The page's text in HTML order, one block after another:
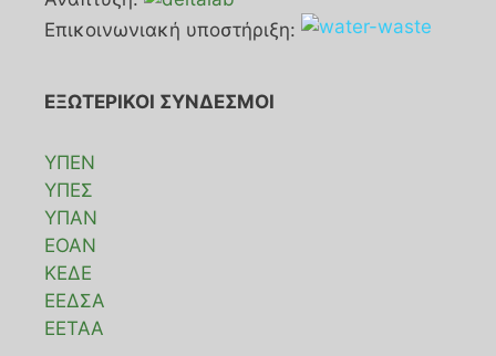
Επικοινωνιακή υποστήριξη:
ΕΞΩΤΕΡΙΚΟΙ ΣΥΝΔΕΣΜΟΙ
ΥΠΕΝ
ΥΠΕΣ
ΥΠΑΝ
ΕΟΑΝ
ΚΕΔΕ
ΕΕΔΣΑ
ΕΕΤΑΑ